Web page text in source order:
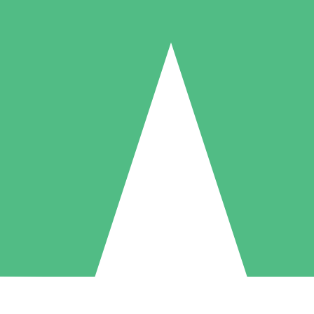
Individuella Kreditpaket
per användning med nedladdningskrediter. Inget månatligt åtagande
5 Nedladdningar
US$